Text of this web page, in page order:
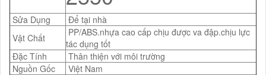
Sửa Dụng
Để tại nhà
Vật Chất
PP/ABS.nhựa cao cấp chịu được va đập.chịu lực
tác dụng tốt
Đặc Tính
Thân thiện với môi trường
Nguồn Gốc
Việt Nam